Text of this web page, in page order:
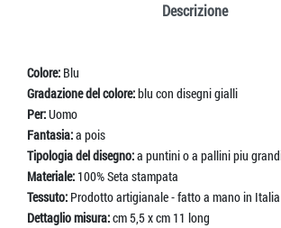
Descrizione
Colore: Blu
Gradazione del colore:blu con disegni gialli
Per:Uomo
Fantasia:a pois
Tipologia del disegno:a puntini o a pallini piu
Materiale: 100% Seta stampata
Tessuto: Prodotto artigianale - fatto a mano in Italia
Dettaglio misura:cm 5,5 x cm 11 long